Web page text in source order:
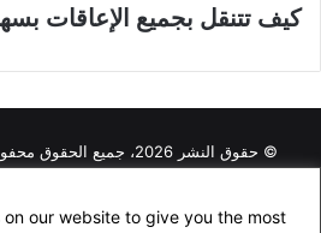
on our website to give you the most
كيف تتنقل بجميع الإعاقات
© حقوق النشر 2026، جميع الحقوق محفوظة |
البحث عن سكن في المانيا
الجنسية